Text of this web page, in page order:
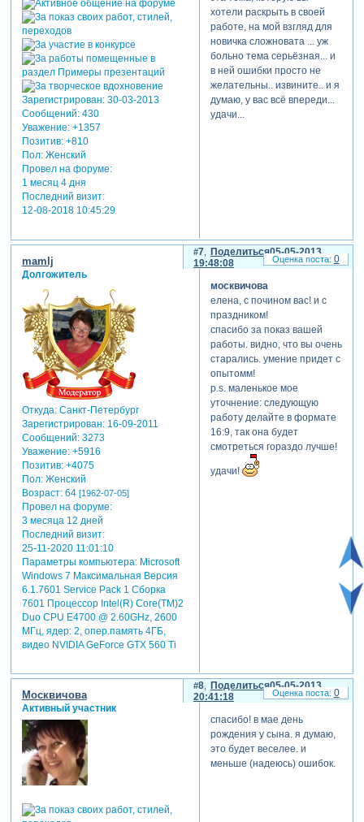
Зарегистрирован: 30-03-2013
Сообщений:430
Уважение: +1357
Позитив: +810
Пол:Женский
Провел на форуме:
1 месяц 4 дня
Последний визит:
12-08-2018 10:45:29
хотели раскрыть в своей
работе, на мой взгляд для
новичка сложновата ... уж
больно тема серьёзная... и
в ней ошибки просто не
желательны.. извините.. и я
думаю, у вас всё впереди...
удачи...
Поделиться
7
05-05-2013
19:48:08
mamlj
Долгожитель
Откуда:Санкт-Петербург
Зарегистрирован: 16-09-2011
Сообщений:3273
Уважение: +5916
Позитив: +4075
Пол:Женский
Возраст:64 [1962-07-05]
Провел на форуме:
3 месяца 12 дней
Последний визит:
25-11-2020 11:01:10
Параметры компьютера:Microsoft
Windows 7 Максимальная Версия
6.1.7601 Service Pack 1 Сборка
7601 Процессор Intel(R) Core(TM)2
Duo CPU E4700 @ 2.60GHz, 2600
МГц, ядер: 2, опер.память 4ГБ,
видео NVIDIA GeForce GTX 560 Ti
москвичова
елена, с почином вас! и с
праздником!
спасибо за показ вашей
работы. видно, что вы очень
старались. умение придет с
опытомм!
p.s. маленькое мое
уточнение: следующую
работу делайте в формате
16:9, так она будет
смотреться гораздо лучше!
удачи!
0
Поделиться
8
05-05-2013
20:41:18
Москвичова
Активный участник
спасибо! в мае день
рождения у сына. я думаю,
это будет веселее. и
меньше (надеюсь) ошибок.
0